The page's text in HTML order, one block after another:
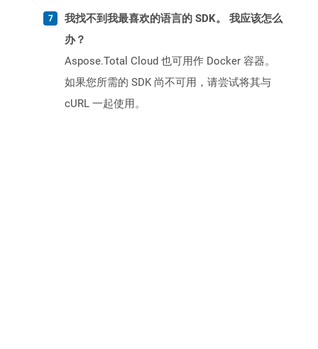
我找不到我最喜欢的语言的 SDK。 我应该怎么
办？
Aspose.Total Cloud 也可用作 Docker 容器。
如果您所需的 SDK 尚不可用，请尝试将其与
cURL 一起使用。